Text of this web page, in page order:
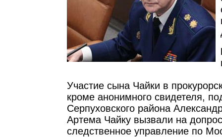
Участие сына Чайки в
кроме анонимного свидетеля,
Серпуховского района
Артема Чайку вызвали на
следственное управление по